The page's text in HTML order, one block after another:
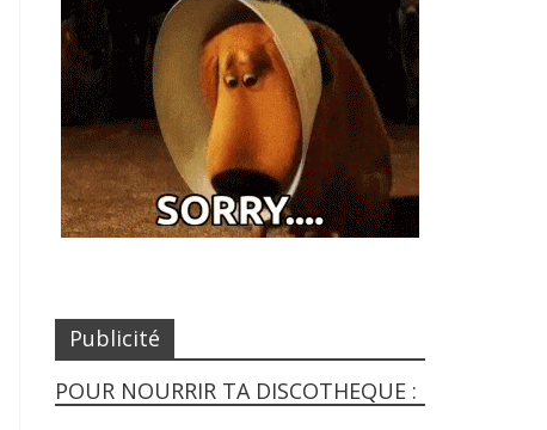
Publicité
POUR NOURRIR TA DISCOTHEQUE :